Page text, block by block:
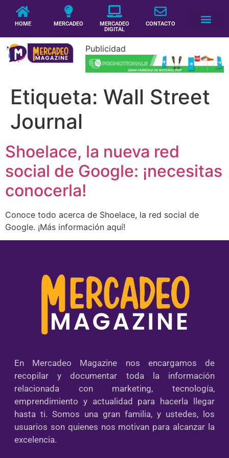
HOME MERCADEO
MERCADEO
DIGITAL
CONTACTO
Publicidad
Etiqueta: Wall Street
Journal
Shoelace, la nueva red
social de Google: ¡necesitas
conocerla!
Conoce todo acerca de Shoelace, la red social de
Google. ¡Más información aquí!
En Mercadeo Magazine nos encargamos de
recopilar y documentar toda la información
relacionada con marketing, tecnología,
emprendimiento y actualidad para hacerla llegar
hasta ti. Somos una gran familia, y ustedes, los
usuarios son quienes nos motivan para alcanzar la
excelencia.